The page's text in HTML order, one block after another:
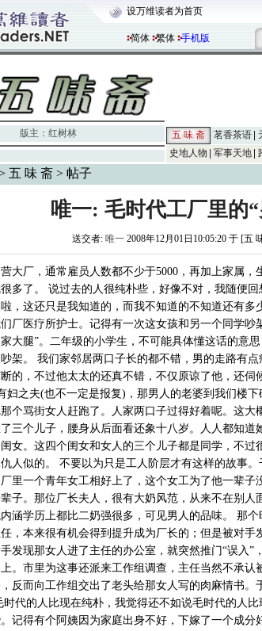
设万维读者为首页
简体 繁体 手机版
版主： 红树林 五 味 斋 茗香茶语
史地人物
军事天地
五 味 斋> 帖子
唯一: 毛时代工厂里的
送交者: 唯一 2008年12月01日10:05:20 于 [五
大厂，通常雇员人数都不少于5000，再加上家属
多了。 说过去的人很纯朴些，好像不对，我随便
，这还只是我知道的，而我不知道的不知道还有
厂医疗所护士。记得有一次这女孩和另一个同学吵
大腿”。二年级的小学生，不可能具体懂这话的意
架。 我们家邻居两口子长的都不错，男的走路有
的，不过他太太的还真不错，不仅原谅了他，还伺
妇之夫(也不一定是报复)，那男人的老婆到我们楼
个骂街女人赶跑了。人家两口子过得好着呢。这
三个儿子，腰身从后面看还象十八岁。人人都知道
女。这四个闺女和女人的三个儿子都是同学，不
人似的。 不要以为只是工人阶层才有这样的故事
里一个青年女工相好上了，这个女工为了他一辈
子。那位厂长夫人，很有大奶风范，从来不在别
涵学历上都比二奶强很多，可见男人的品味。 那
，本来很有机会得到提升成为厂长的；但是被对
发现那女人进了主任的办公室，就突然推门“误入”
。市里为这事还派来工作组调查，主任当然不承认
反而向工作组交出了老头给那女人写的肉麻情书
时代的人比现在纯朴，我觉得还不如说毛时代的人
记得有个阿姨因为家庭出身不好，下嫁了一个成分